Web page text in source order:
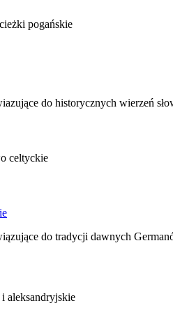
pogańskie
do historycznych wierzeń
celtyckie
do tradycji dawnych
aleksandryjskie